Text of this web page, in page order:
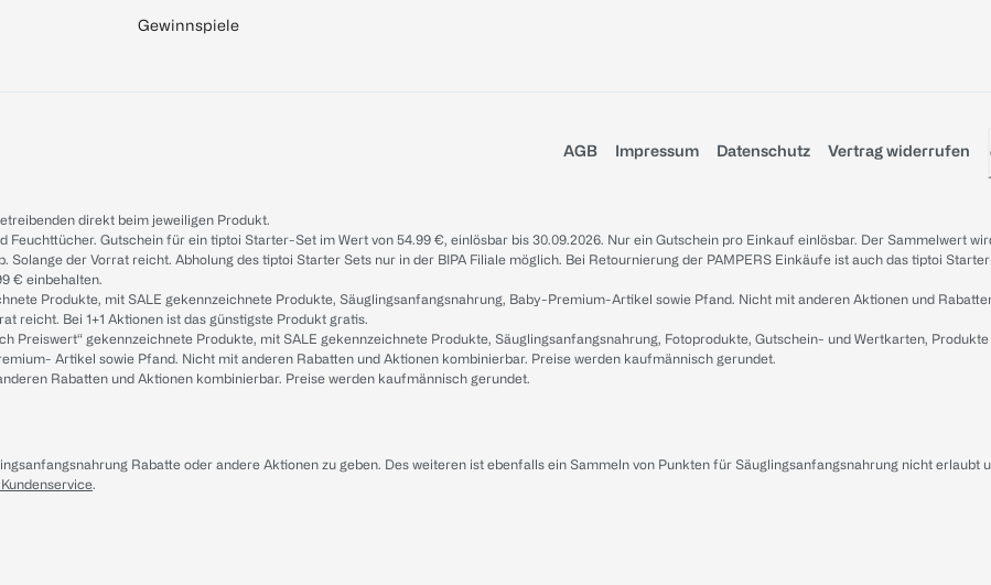
Gewinnspiele
AGB Impressum Datenschutz Vertrag widerrufen
direkt beim jeweiligen Produkt.
Feuchttücher. Gutschein für ein tiptoi Starter-Set im Wert von 54.99 €, einlösbar bis 30.09.2026. Nur ein Gutschein pro Einkauf einlösbar. Der Sammelwert
Solange der Vorrat reicht. Abholung des tiptoi Starter Sets nur in der BIPA Filiale möglich. Bei Retournierung der PAMPERS Einkäufe ist auch das tiptoi
€ einbehalten.
Produkte, mit SALE gekennzeichnete Produkte, Säuglingsanfangsnahrung, Baby-Premium-Artikel sowie Pfand. Nicht mit anderen Aktionen und
reicht. Bei 1+1 Aktionen ist das günstigste Produkt gratis.
Preiswert“ gekennzeichnete Produkte, mit SALE gekennzeichnete Produkte, Säuglingsanfangsnahrung, Fotoprodukte, Gutschein- und Wertkarten,
Artikel sowie Pfand. Nicht mit anderen Rabatten und Aktionen kombinierbar. Preise werden kaufmännisch gerundet.
Rabatten und Aktionen kombinierbar. Preise werden kaufmännisch gerundet.
Rabatte oder andere Aktionen zu geben. Des weiteren ist ebenfalls ein Sammeln von Punkten für Säuglingsanfangsnahrung nicht erlaubt
Kundenservice.